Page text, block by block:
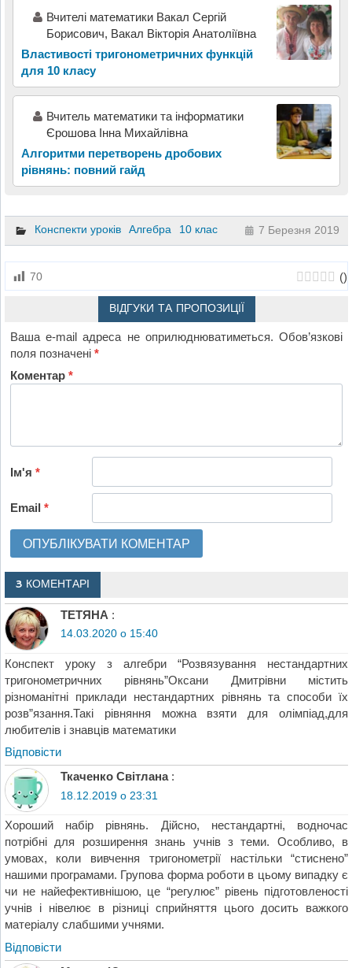
Вчителі математики Вакал Сергій
Борисович, Вакал Вікторія Анатоліївна
Властивості тригонометричних функцій
для 10 класу
Вчитель математики та інформатики
Єрошова Інна Михайлівна
Алгоритми перетворень дробових
рівнянь: повний гайд
Конспекти уроків Алгебра 10 клас 7 Березня 2019
70 ()
ВІДГУКИ ТА ПРОПОЗИЦІЇ
Ваша e-mail адреса не оприлюднюватиметься. Обов’язкові
поля позначені*
Коментар*
Ім'я*
Email*
3 КОМЕНТАРІ
ТЕТЯНА :
14.03.2020 о 15:40
Конспект уроку з алгебри “Розвязування нестандартних
тригонометричних рівнянь”Оксани Дмитрівни містить
різноманітні приклади нестандартних рівнянь та способи їх
розв”язання.Такі рівняння можна взяти для олімпіад,для
любителів і знавців математики
Відповіcти
Ткаченко Світлана :
18.12.2019 о 23:31
Хороший набір рівнянь. Дійсно, нестандартні, водночас
потрібні для розширення знань учнів з теми. Особливо, в
умовах, коли вивчення тригонометрії настільки “стиснено”
нашими програмами. Групова форма роботи в цьому випадку є
чи не найефективнішою, це “регулює” рівень підготовленості
учнів і нівелює в різниці сприйняття цього досить важкого
матеріалу слабшими учнями.
Відповіcти